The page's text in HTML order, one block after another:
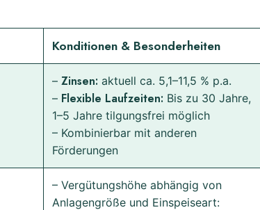
Konditionen & Besonderheiten
– Zinsen: aktuell ca. 5,1–11,5 % p.a.
– Flexible Laufzeiten: Bis zu 30 Jahre,
1–5 Jahre tilgungsfrei möglich
– Kombinierbar mit anderen
Förderungen
– Vergütungshöhe abhängig von
Anlagengröße und Einspeiseart: